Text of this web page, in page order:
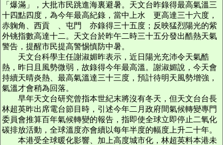
「爆滿」，大批市民跳進海裏避暑。天文台昨錄得最高氣溫三
十四點四度，為今年最高紀錄，當中上水 更高達三十六度，
赤躹角、西貢 、屯門 亦錄得三十五度；反映猛烈陽光的紫
外铫指數高達十二。天文台於昨午二時三十五分發出酷熱天氣
警告，提醒市民提高警惕慎防中暑。
天文台科學主任謝淑媚昨表示，近日陽光充沛令天氣酷
熱，昨日且風勢微弱，故錄得今年最高溫。謝淑媚說，今天會
持續天晴炎熱、最高氣溫達三十三度，預計待明天風勢增強，
氣溫才會稍為回落。
早年天文台研究曾指本世紀末將沒有冬天，但天文台台長
林超英昨出席電台節目時，引述今年二月政府間氣候轉變專門
委員會推算百年氣候轉變的報告，指即使全球立即停止二氧化
碳排放活動，全球溫度亦會續以每年半度的幅度上升二十年。
本港受全球暖化影響、加上高度城市化，林超英料本港未